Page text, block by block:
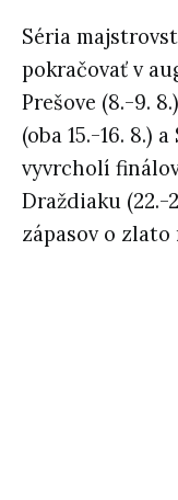
Séria
pokračovať v
Prešove (8.-9.
(oba 15.-16. 8.)
vyvrcholí
Draždiaku (22.-
zápasov o zlato